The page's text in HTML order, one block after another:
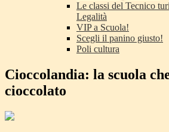
Le classi del Tecnico
Legalità
VIP a Scuola!
Scegli il panino giusto!
Poli cultura
Cioccolandia: la scuola
cioccolato